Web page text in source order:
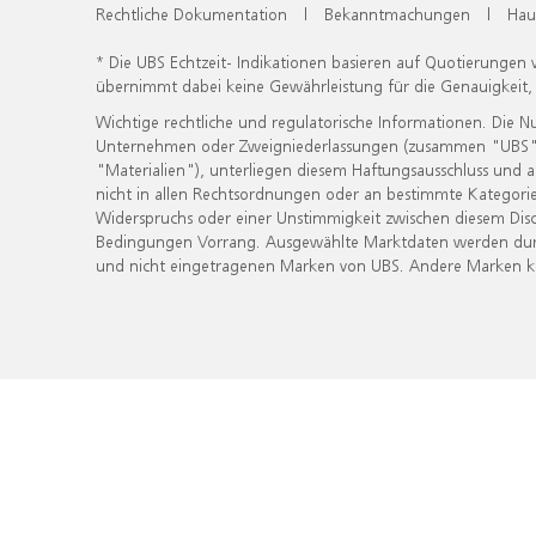
Rechtliche Dokumentation | Bekanntmachungen |
* Die UBS Echtzeit- Indikationen basieren auf
übernimmt dabei keine Gewährleistung für die
Wichtige rechtliche und regulatorische Informationen. Die
Unternehmen oder Zweigniederlassungen (zusammen
"Materialien"), unterliegen diesem Haftungsausschluss
nicht in allen Rechtsordnungen oder an bestimmte
Widerspruchs oder einer Unstimmigkeit zwischen diesem
Bedingungen Vorrang. Ausgewählte Marktdaten werden
und nicht eingetragenen Marken von UBS. Andere Marken